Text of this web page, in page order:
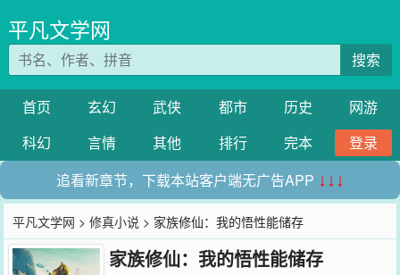
平凡文学网
搜索
首页 玄幻 武侠 都市 历史
网游
科幻
言情 其他 排行 完本
登录
追看新章节，下载本站客户端无广告APP ↓↓↓
平凡文学网 >修真小说 > 家族修仙：我的悟性能储存
家族修仙：我的悟性能储存